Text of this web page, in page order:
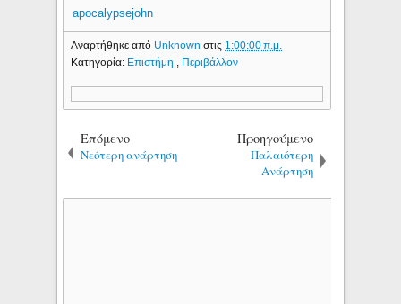
apocalypsejohn
Αναρτήθηκε από Unknownστις 1:00:00 π.μ.
Κατηγορία: Επιστήμη Περιβάλλον
Επόμενο
Νεότερη ανάρτηση
Προηγούμενο
Παλαιότερη
Ανάρτηση